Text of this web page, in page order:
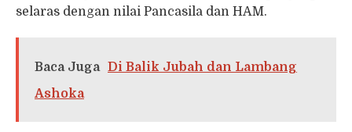
selaras dengan nilai Pancasila dan HAM.
Baca Juga Di Balik Jubah dan Lambang
Ashoka